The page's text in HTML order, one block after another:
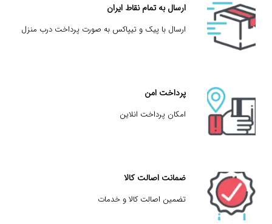
ارسال به تمام نقاط ایران
ارسال با پیک و تیپاکس به صورت پرداخت درب منزل
پرداخت امن
امکان پرداخت انلاین
ضمانت اصالت کالا
تضمین اصالت کالا و خدمات